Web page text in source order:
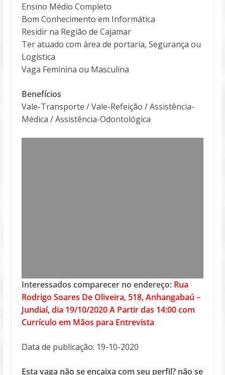
Ensino Médio Completo
Bom Conhecimento em Informática
Residir na Região de Cajamar
Ter atuado com área de portaria, Segurança ou
Logística
Vaga Feminina ou Masculina
Benefícios
Vale-Transporte / Vale-Refeição / Assistência-
Médica / Assistência-Odontológica
Interessados comparecer no endereço:Rua
Rodrigo Soares De Oliveira, 518, Anhangabaú –
Jundiaí, dia 19/10/2020 A Partir das 14:00 com
Currículo em Mãos para Entrevista
Data de publicação: 19-10-2020
Esta vaga não se encaixa com seu perfil? não se